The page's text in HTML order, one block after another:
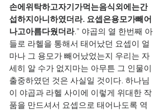
손에위탁하고자기가먹는음식외에는간
섭하지아니하였더라. 요셉은용모가빼어
나고아름다웠더라.” 야곱의 열 한번째 아
들로 라헬을 통해서 태어났던 요셉이 얼
마나 그 용모가 빼어났었는지 우리는 자
세히 알 수가 없지마는 아무튼 그 인물이
출중하였던 것은 사실일 것이다. 하나님
이 야곱과 라헬 사이에 이렇게 위대한 작
품을 만드셔서 요셉으로 태어나도록 역